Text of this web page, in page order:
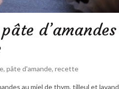
, pâte d'amande, recette
au miel de thym, tilleul et